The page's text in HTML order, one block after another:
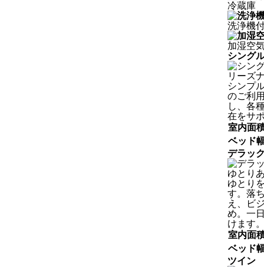
冷蔵庫
洗浄機
加湿空
シング
リーズ
シンプ
のご利
し、各
在をサ
室内面
ベッド
デラッ
ゆとり
ゆとり
す。落
え、ビ
め。一
けます
室内面
ベッド
ツイン